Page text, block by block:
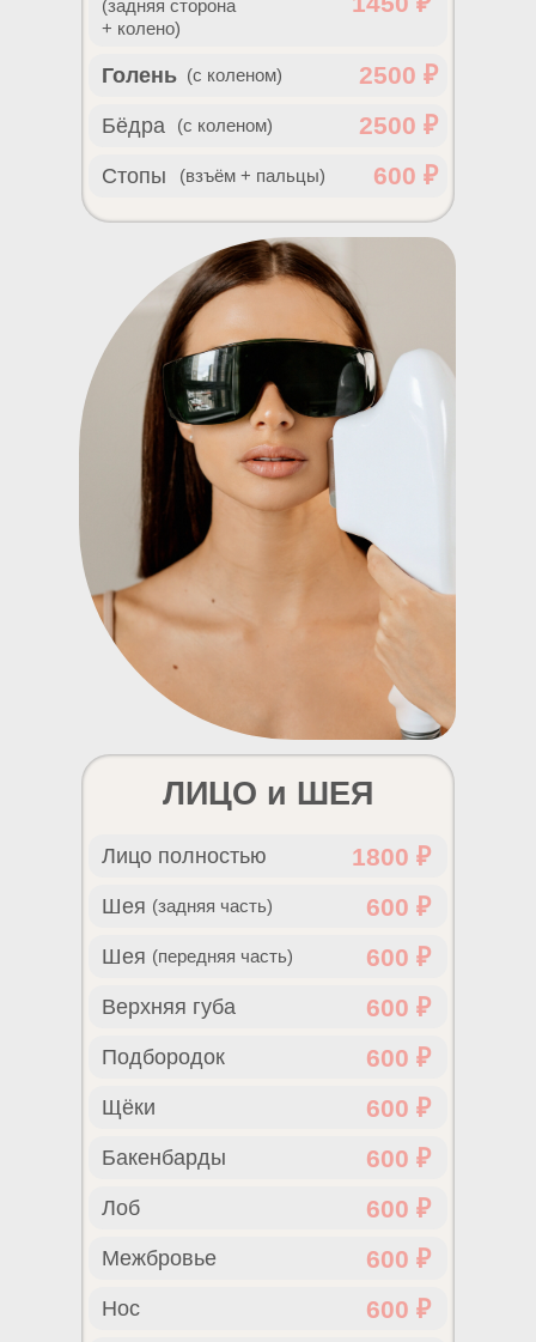
600 ₽
(передняя часть)
Шея
600 ₽
(задняя часть)
Шея
600 ₽
Верхняя губа
600 ₽
Подбородок
600 ₽
Щёки
600 ₽
Бакенбарды
600 ₽
Лоб
600 ₽
Межбровье
600 ₽
Нос
1800 ₽
Лицо полностью
ЛИЦО и ШЕЯ
600 ₽
(взъём + пальцы)
Стопы
2500 ₽
(с коленом)
Бёдра
2500 ₽
(с коленом)
Голень
(задняя сторона
+ колено)